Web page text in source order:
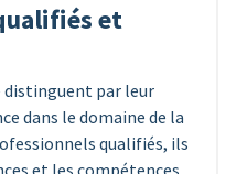
et
distinguent par leur
dans le domaine de la
qualifiés, ils
et les compétences